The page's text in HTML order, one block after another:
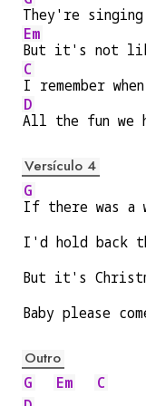
They're
Em
But it's not
C
I remember
D
All the fun we
Versículo 4
G
If there was a
I'd hold back
But it's
Baby please
Outro
G
Em
C